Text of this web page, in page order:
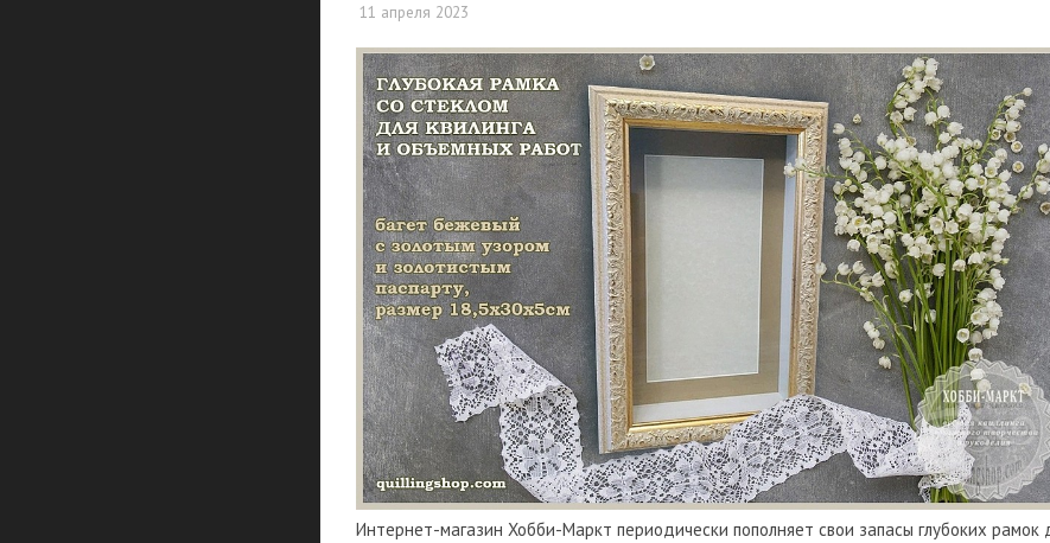
11 апреля 2023
Интернет-магазин Хобби-Маркт периодически пополняет свои запасы глубоких рамок